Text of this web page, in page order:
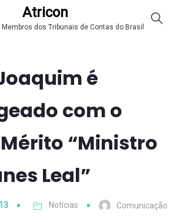
Atricon
dos Tribunais de Contas do Brasil
é
com o
“Ministro
Leal”
Notícias Comunicação